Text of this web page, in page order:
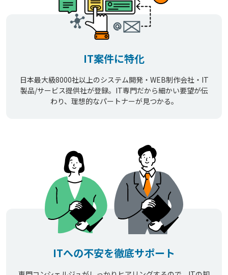
IT案件に特化
日本最大級8000社以上のシステム開発・WEB制作会社・IT
製品/サービス提供社が登録。IT専門だから細かい要望が伝
わり、理想的なパートナーが見つかる。
ITへの不安を徹底サポート